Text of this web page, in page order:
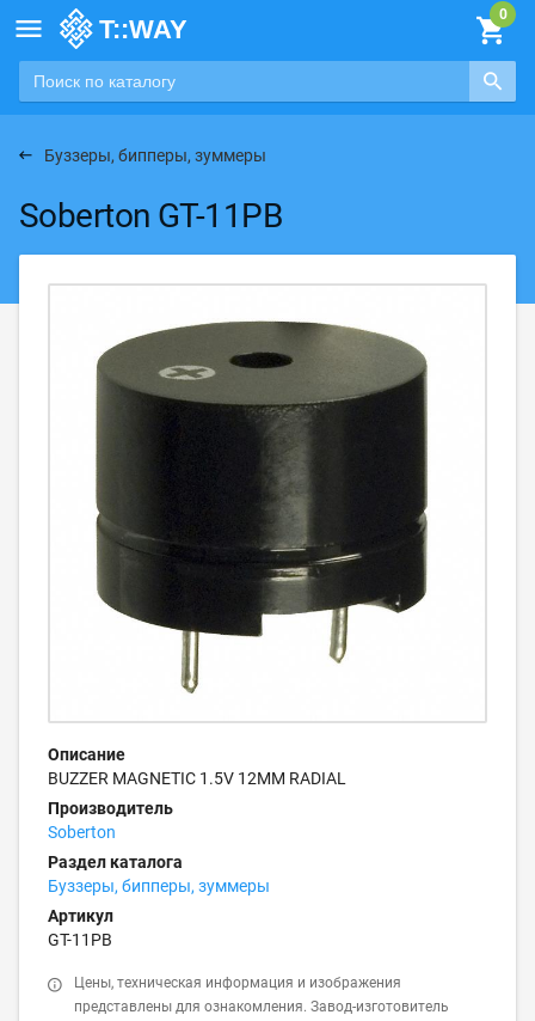

Буззеры, бипперы, зуммеры
Soberton GT-11PB
Описание
BUZZER MAGNETIC 1.5V 12MM RADIAL
Производитель
Soberton
Раздел каталога
Буззеры, бипперы, зуммеры
Артикул
GT-11PB
Цены, техническая информация и изображения
представлены для ознакомления. Завод-изготовитель